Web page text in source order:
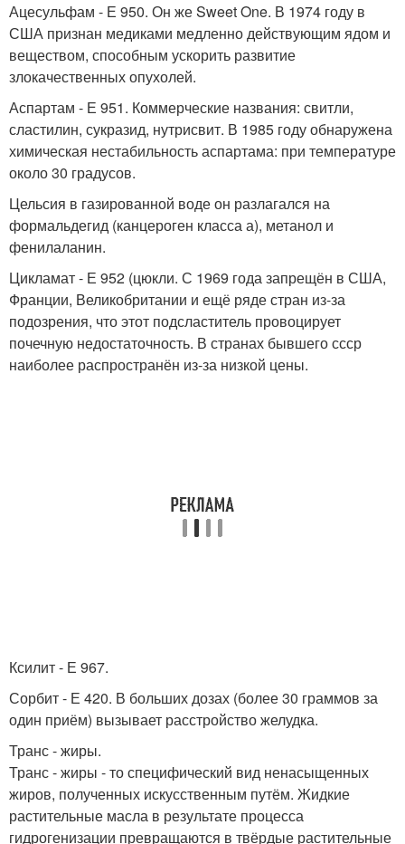
Ацесульфам - Е 950. Он же Sweet One. В 1974 году в
США признан медиками медленно действующим ядом и
веществом, способным ускорить развитие
злокачественных опухолей.
Аспартам - Е 951. Коммерческие названия: свитли,
сластилин, сукразид, нутрисвит. В 1985 году обнаружена
химическая нестабильность аспартама: при температуре
около 30 градусов.
Цельсия в газированной воде он разлагался на
формальдегид (канцероген класса а), метанол и
фенилаланин.
Цикламат - Е 952 (цюкли. С 1969 года запрещён в США,
Франции, Великобритании и ещё ряде стран из-за
подозрения, что этот подсластитель провоцирует
почечную недостаточность. В странах бывшего ссср
наиболее распространён из-за низкой цены.
Ксилит - Е 967.
Сорбит - Е 420. В больших дозах (более 30 граммов за
один приём) вызывает расстройство желудка.
Транс - жиры.
Транс - жиры - то специфический вид ненасыщенных
жиров, полученных искусственным путём. Жидкие
растительные масла в результате процесса
гидрогенизации превращаются в твёрдые растительные